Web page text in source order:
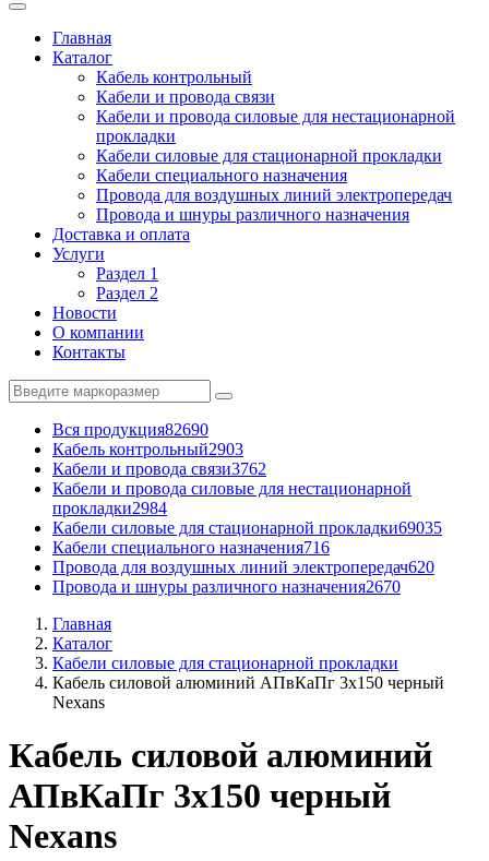
Главная
Каталог
Кабель контрольный
Кабели и провода связи
Кабели и провода силовые для нестационарной
прокладки
Кабели силовые для стационарной прокладки
Кабели специального назначения
Провода для воздушных линий электропередач
Провода и шнуры различного назначения
Доставка и оплата
Услуги
Раздел 1
Раздел 2
Новости
О компании
Контакты
Вся продукция82690
Кабель контрольный2903
Кабели и провода связи3762
Кабели и провода силовые для нестационарной
прокладки2984
Кабели силовые для стационарной прокладки69035
Кабели специального назначения716
Провода для воздушных линий электропередач620
Провода и шнуры различного назначения2670
Главная
Каталог
Кабели силовые для стационарной прокладки
Кабель силовой алюминий АПвКаПг 3x150 черный
Nexans
Кабель силовой алюминий
АПвКаПг 3x150 черный
Nexans